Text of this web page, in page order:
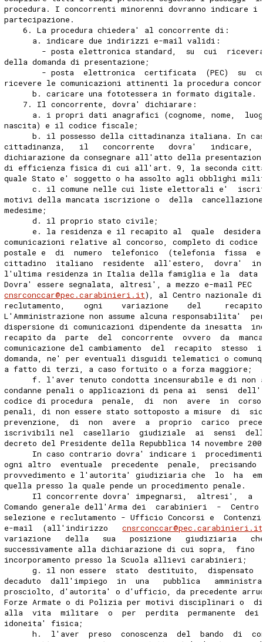
procedura. I concorrenti minorenni dovranno
partecipazione.
    6. La procedura chiedera' al concorrente di:
      a. indicare due indirizzi e-mail validi:
- posta elettronica standard,  su  cui
della domanda di presentazione;
- posta  elettronica  certificata  (PEC)  su
ricevere le comunicazioni attinenti la procedura
      b. caricare una fototessera in formato digitale.
    7. Il concorrente, dovra' dichiarare:
a. i propri dati anagrafici (cognome, nome,
nascita) e il codice fiscale;
b. il possesso della cittadinanza italiana. In
cittadinanza,   il   concorrente   dovra'   indicare,
dichiarazione da consegnare all'atto della
di efficienza fisica di cui all'art. 9, la seconda
quale Stato e' soggetto o ha assolto agli obblighi
c. il comune nelle cui liste elettorali e'
motivi della mancata iscrizione o  della
medesime;
      d. il proprio stato civile;
e. la residenza e il recapito al  quale
comunicazioni relative al concorso, completo di codice
postale e  di  numero  telefonico  (telefonia  fissa
cittadino  italiano  residente  all'estero,  dovra'
l'ultima residenza in Italia della famiglia e la
Dovra' essere segnalata, altresi', a mezzo e-mail
cnsrconccar@pec.carabinieri.it), al Centro nazionale
reclutamento,    ogni    variazione    del
L'Amministrazione non assume alcuna responsabilita'
dispersione di comunicazioni dipendente da inesatta
recapito da  parte  del  concorrente  ovvero  da
comunicazione del cambiamento  del  recapito  stesso
domanda, ne' per eventuali disguidi telematici o
a fatto di terzi, a caso fortuito o a forza maggiore;
f. l'aver tenuto condotta incensurabile e di non
condanne penali o applicazioni di pena ai  sensi
codice di procedura  penale,  di  non  avere  in  corso
penali, di non essere stato sottoposto a misure  di
prevenzione,  di  non  avere  a  proprio  carico
iscrivibili nel  casellario  giudiziale  ai  sensi
decreto del Presidente della Repubblica 14 novembre
In caso contrario dovra' indicare i
ogni altro  eventuale  precedente  penale,
provvedimento e l'autorita' giudiziaria che  lo  ha
quella presso la quale pende un procedimento penale.
Il concorrente dovra' impegnarsi,  altresi',  a
Comando generale dell'Arma dei  carabinieri  -
selezione e reclutamento - Ufficio Concorsi e
e-mail  (all'indirizzo cnsrconccar@pec.carabinieri.it
variazione   della   sua   posizione   giudiziaria
successivamente alla dichiarazione di cui sopra,
incorporamento presso la Scuola allievi carabinieri;
g. il non essere  stato  destituito,  dispensato
decaduto  dall'impiego  in  una   pubblica
prosciolto, d'autorita' o d'ufficio, da precedente
Forze Armate o di Polizia per motivi disciplinari o
alla  vita  militare  o  per  perdita  permanente
idoneita' fisica;
h.  l'aver  preso  conoscenza  del  bando  di